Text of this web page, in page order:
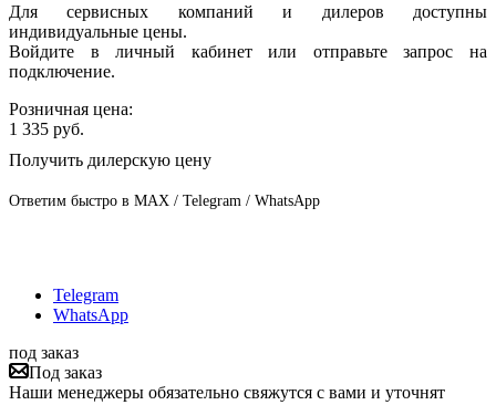
Для сервисных компаний и дилеров доступны
индивидуальные цены.
Войдите в личный кабинет или отправьте запрос на
подключение.
Розничная цена:
1 335 руб.
Получить дилерскую цену
Ответим быстро в MAX / Telegram / WhatsApp
Telegram
WhatsApp
под заказ
Под заказ
Наши менеджеры обязательно свяжутся с вами и уточнят